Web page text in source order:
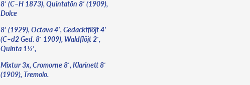
8′ (C–H 1873), Quintatön 8′ (1909),
Dolce
8′ (1929), Octava 4′, Gedacktflöjt 4′
(C–d2 Ged. 8′ 1909), Waldflöjt 2′,
Quinta 1⅓′,
Mixtur 3x, Cromorne 8′, Klarinett 8′
(1909), Tremolo.